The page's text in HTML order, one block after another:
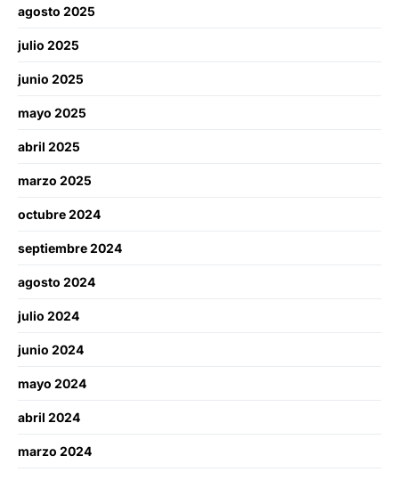
agosto 2025
julio 2025
junio 2025
mayo 2025
abril 2025
marzo 2025
octubre 2024
septiembre 2024
agosto 2024
julio 2024
junio 2024
mayo 2024
abril 2024
marzo 2024